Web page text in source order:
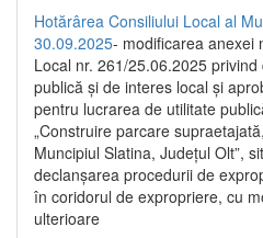
Hotărârea Consiliului Local al
30.09.2025- modificarea anexei
Local nr. 261/25.06.2025
publică şi de interes local şi
pentru lucrarea de utilitate
„Construire parcare
Muncipiul Slatina, Judeţul Olt”,
declanşarea procedurii de
în coridorul de expropriere, cu
ulterioare